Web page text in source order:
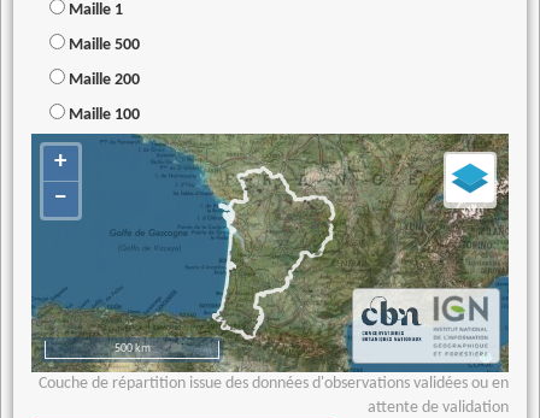
Maille 1
Maille 500
Maille 200
Maille 100
+
−
500 km
Couche de répartition issue des données d'observations validées ou en
attente de validation